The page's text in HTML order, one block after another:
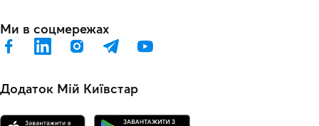
Ми в соцмережах
Додаток Мій Київстар